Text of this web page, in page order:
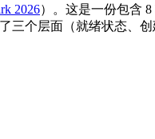
2026）。这是一份包含
三个层面（就绪状态、